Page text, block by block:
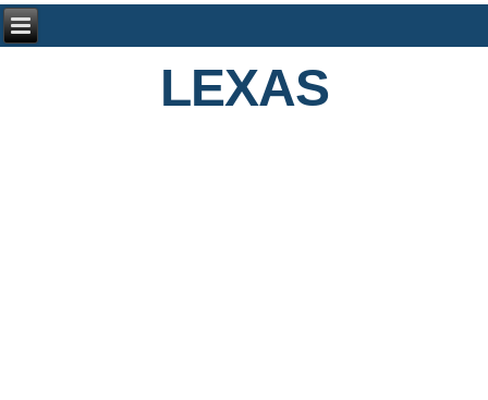
LEXAS